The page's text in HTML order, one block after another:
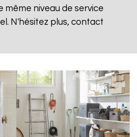
même niveau de service
N'hésitez plus, contact